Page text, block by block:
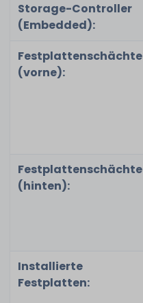
Storage-Controller
(Embedded):
Festplattenschächte
(vorne):
Festplattenschächte
(hinten):
Installierte
Festplatten: